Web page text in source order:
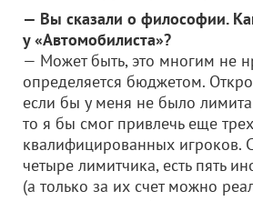
— Вы сказали о философии.
у «Автомобилиста»?
— Может быть, это многим не
определяется бюджетом.
если бы у меня не было
то я бы смог привлечь еще
квалифицированных игроков.
четыре лимитчика, есть пять
(а только за их счет можно